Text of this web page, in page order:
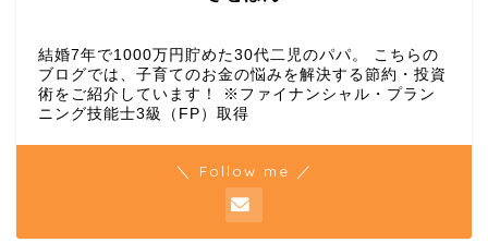
結婚7年で1000万円貯めた30代二児のパパ。 こちらの
ブログでは、子育てのお金の悩みを解決する節約・投資
術をご紹介しています！ ※ファイナンシャル・プラン
ニング技能士3級（FP）取得
＼ Follow me ／